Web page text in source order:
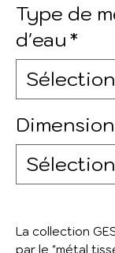
Type de
d'eau*
La collection
par le "métal